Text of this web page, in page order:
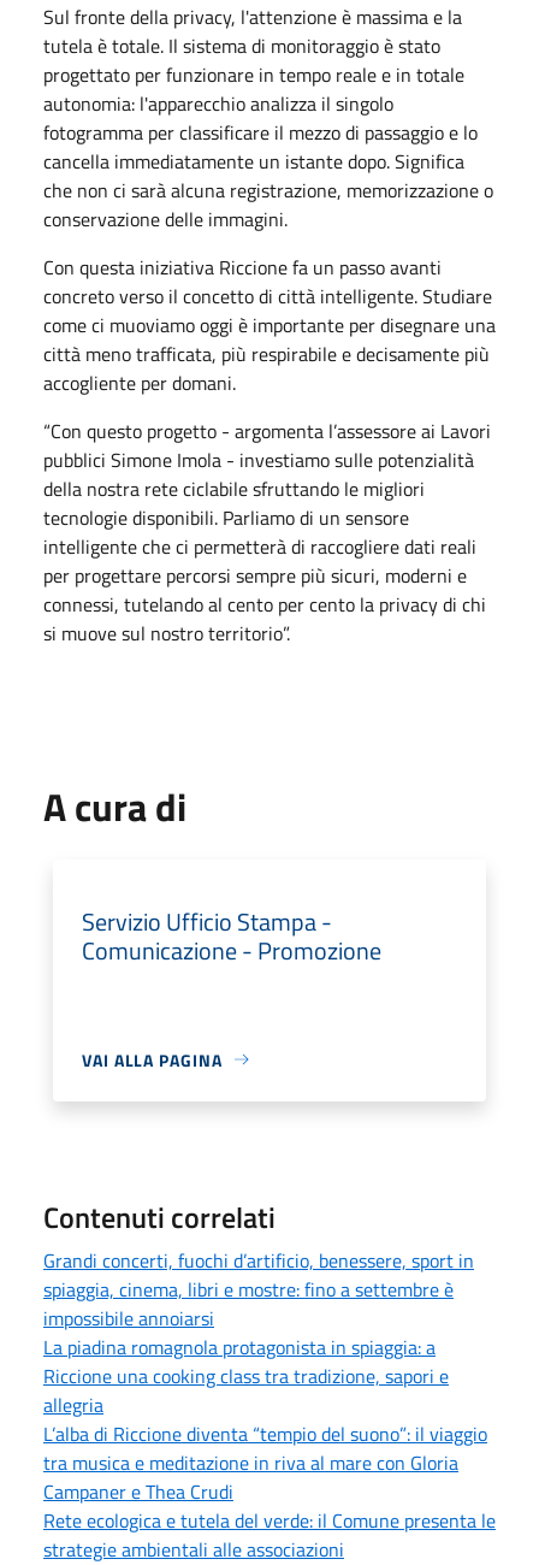
Sul fronte della privacy, l'attenzione è massima e la
tutela è totale. Il sistema di monitoraggio è stato
progettato per funzionare in tempo reale e in totale
autonomia: l'apparecchio analizza il singolo
fotogramma per classificare il mezzo di passaggio e lo
cancella immediatamente un istante dopo. Significa
che non ci sarà alcuna registrazione, memorizzazione o
conservazione delle immagini.
Con questa iniziativa Riccione fa un passo avanti
concreto verso il concetto di città intelligente. Studiare
come ci muoviamo oggi è importante per disegnare una
città meno trafficata, più respirabile e decisamente più
accogliente per domani.
“Con questo progetto - argomenta l’assessore ai Lavori
pubblici Simone Imola - investiamo sulle potenzialità
della nostra rete ciclabile sfruttando le migliori
tecnologie disponibili. Parliamo di un sensore
intelligente che ci permetterà di raccogliere dati reali
per progettare percorsi sempre più sicuri, moderni e
connessi, tutelando al cento per cento la privacy di chi
si muove sul nostro territorio”.
A cura di
Servizio Ufficio Stampa -
Comunicazione - Promozione
VAI ALLA PAGINA
Contenuti correlati
Grandi concerti, fuochi d’artificio, benessere, sport in
spiaggia, cinema, libri e mostre: fino a settembre è
impossibile annoiarsi
La piadina romagnola protagonista in spiaggia: a
Riccione una cooking class tra tradizione, sapori e
allegria
L’alba di Riccione diventa “tempio del suono”: il viaggio
tra musica e meditazione in riva al mare con Gloria
Campaner e Thea Crudi
Rete ecologica e tutela del verde: il Comune presenta le
strategie ambientali alle associazioni